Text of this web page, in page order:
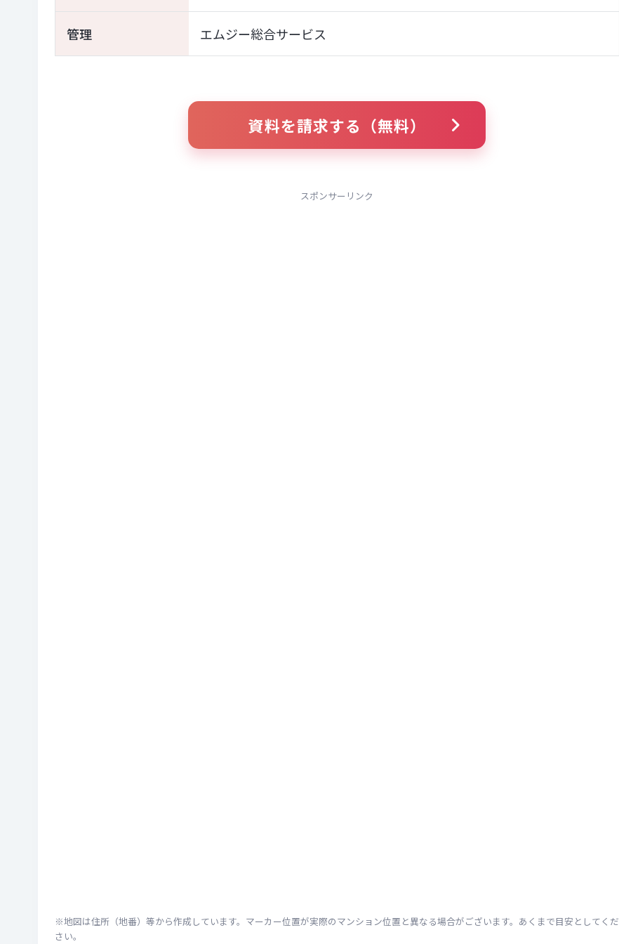
管理 エムジー総合サービス
資料を請求する（無料）
スポンサーリンク
※地図は住所（地番）等から作成しています。マーカー位置が実際のマンション位置と異なる場合がございます。あくまで目安としてくだ
さい。